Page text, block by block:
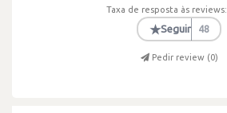
Taxa de resposta às reviews:
★Seguir 48
Pedir review (0)